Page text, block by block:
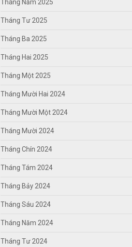
Tháng Năm 2025
Tháng Tư 2025
Tháng Ba 2025
Tháng Hai 2025
Tháng Một 2025
Tháng Mười Hai 2024
Tháng Mười Một 2024
Tháng Mười 2024
Tháng Chín 2024
Tháng Tám 2024
Tháng Bảy 2024
Tháng Sáu 2024
Tháng Năm 2024
Tháng Tư 2024